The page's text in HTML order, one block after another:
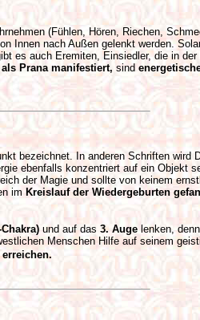
(Fühlen, Hören, Riechen,
Innen nach Außen gelenkt werden.
es auch Eremiten, Einsiedler, die in
Prana manifestiert, sind
bezeichnet. In anderen Schriften
ebenfalls konzentriert auf ein Objekt
der Magie und sollte von keinem
im Kreislauf der Wiedergeburten
und auf das 3. Augelenken,
Menschen Hilfe auf seinem